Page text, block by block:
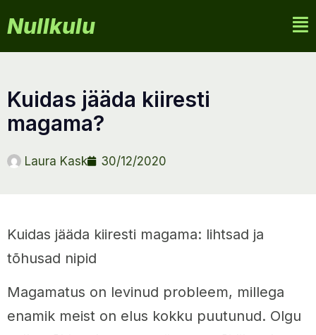
Nullkulu
kuidas jääda kiiresti
magama?
Laura Kask 30/12/2020
Kuidas jääda kiiresti magama: lihtsad ja
tõhusad nipid
Magamatus on levinud probleem, millega
enamik meist on elus kokku puutunud. Olgu